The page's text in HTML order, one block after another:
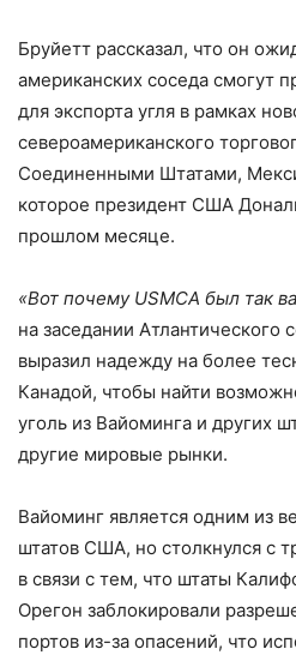
Бруйетт рассказал, что он
американских соседа смогут
для экспорта угля в рамках
североамериканского
Соединенными Штатами,
которое президент США
прошлом месяце.
«Вот почему USMCA был так
на заседании Атлантического
выразил надежду на более
Канадой, чтобы найти
уголь из Вайоминга и других
другие мировые рынки.
Вайоминг является одним из
штатов США, но столкнулся с
в связи с тем, что штаты
Орегон заблокировали
портов из-за опасений, что